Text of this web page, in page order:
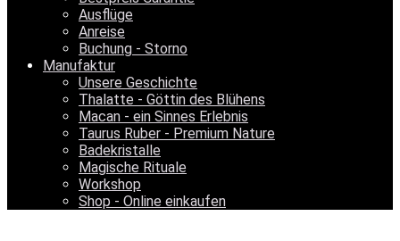
Ausflüge
Anreise
Buchung - Storno
Manufaktur
Unsere Geschichte
Thalatte - Göttin des Blühens
Macan - ein Sinnes Erlebnis
Taurus Ruber - Premium Nature
Badekristalle
Magische Rituale
Workshop
Shop - Online einkaufen